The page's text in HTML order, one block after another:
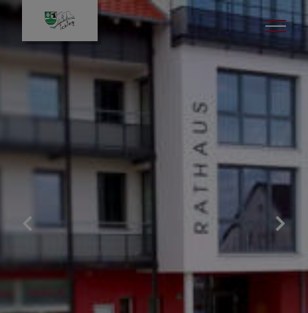
Projekte & Themen
Umrüstung Straßenbeleuchtung auf
Raumlufttechnik Schulen &
Kindertagesstätten